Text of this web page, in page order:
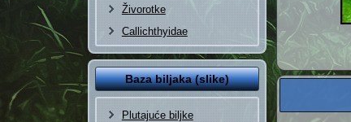
Živorotke
Callichthyidae
Baza biljaka (slike)
Plutajuće biljke